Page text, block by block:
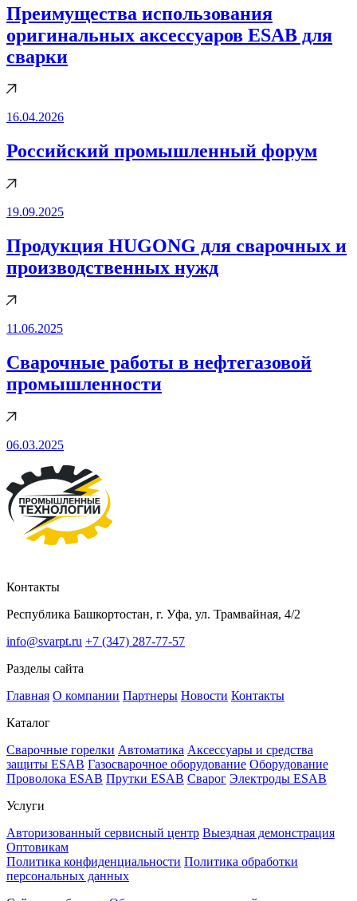
Преимущества использования
оригинальных аксессуаров ESAB для
сварки
16.04.2026
Российский промышленный форум
19.09.2025
Продукция HUGONG для сварочных и
производственных нужд
11.06.2025
Cварочные работы в нефтегазовой
промышленности
06.03.2025
Контакты
Республика Башкортостан, г. Уфа, ул. Трамвайная, 4/2
info@svarpt.ru +7 (347) 287-77-57
Разделы сайта
Главная О компании Партнеры Новости Контакты
Каталог
Cварочные горелки Автоматика Аксессуары и средства
защиты ESAB Газосварочное оборудование Оборудование
Проволока ESAB Прутки ESAB Сварог Электроды ESAB
Услуги
Авторизованный сервисный центр Выездная демонстрация
Оптовикам
Политика конфиденциальности Политика обработки
персональных данных